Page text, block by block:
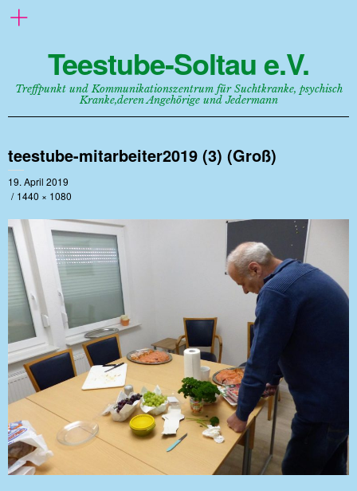
Teestube-Soltau e.V.
Treffpunkt und Kommunikationszentrum für Suchtkranke, psychisch
Kranke,deren Angehörige und Jedermann
teestube-mitarbeiter2019 (3) (Groß)
19. April 2019
1440 × 1080